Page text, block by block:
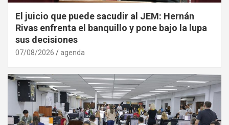
El juicio que puede sacudir al JEM: Hernán
Rivas enfrenta el banquillo y pone bajo la lupa
sus decisiones
07/08/2026 agenda